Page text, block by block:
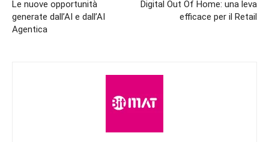
Le nuove opportunità
generate dall’AI e dall’AI
Agentica
Digital Out Of Home: una leva
efficace per il Retail